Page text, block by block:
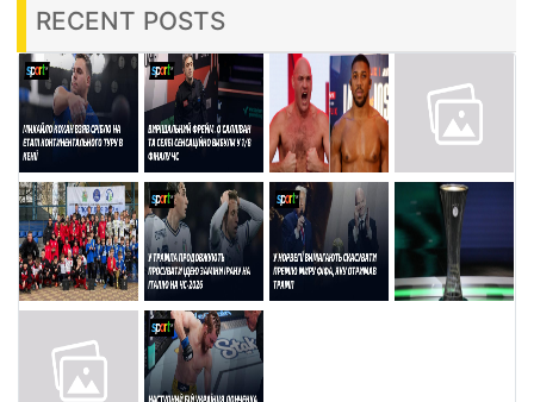
RECENT POSTS